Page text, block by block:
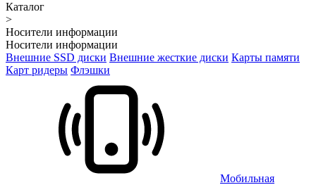
Каталог
>
Носители информации
Носители информации
Внешние SSD диски Внешние жесткие диски Карты памяти
Карт ридеры Флэшки
Мобильная